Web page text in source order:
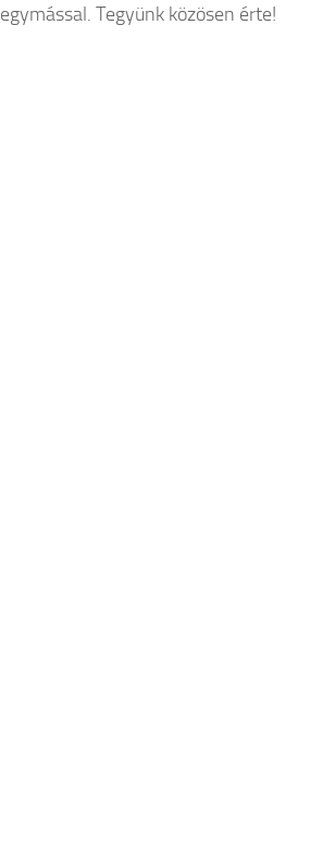
egymással. Tegyünk közösen érte!